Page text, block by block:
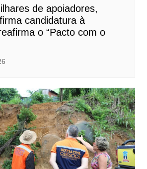
de apoiadores,
candidatura à
o “Pacto com o